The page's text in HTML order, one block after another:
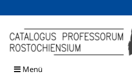
Browsen
direkt zum Inhalt
Menü